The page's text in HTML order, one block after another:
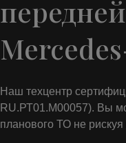
Наш техцентр
RU.РТ01.М00057). Вы
планового ТО не